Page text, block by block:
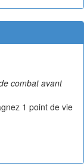
combat avant
1 point de vie